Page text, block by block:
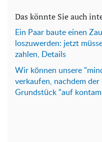
Das könnte Sie auch
Ein Paar baute einen
loszuwerden: jetzt
zahlen, Details
Wir können unsere
verkaufen, nachdem
Grundstück "auf